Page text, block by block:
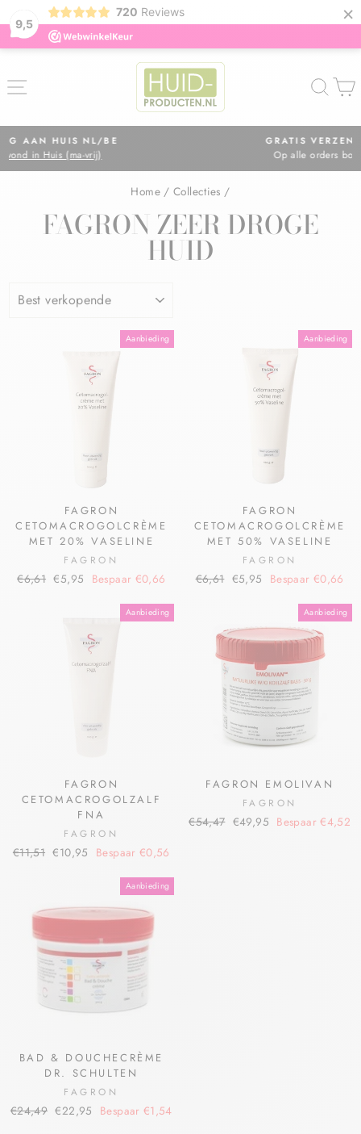
9,5
720 Reviews ×
GRATIS VERZENDING IN NL
Home / Collecties /
FAGRON ZEER DROGE
HUID
Aanbieding
FAGRON
CETOMACROGOLCRÈME
MET 20% VASELINE
FAGRON
€6,61 €5,95 Bespaar €0,66
Aanbieding
FAGRON
CETOMACROGOLCRÈME
MET 50% VASELINE
FAGRON
€6,61 €5,95 Bespaar €0,66
Aanbieding
FAGRON
CETOMACROGOLZALF
FNA
FAGRON
€11,51 €10,95 Bespaar €0,56
Aanbieding
FAGRON EMOLIVAN
FAGRON
€54,47 €49,95 Bespaar €4,52
Aanbieding
BAD & DOUCHECRÈME
DR. SCHULTEN
FAGRON
€24,49 €22,95 Bespaar €1,54